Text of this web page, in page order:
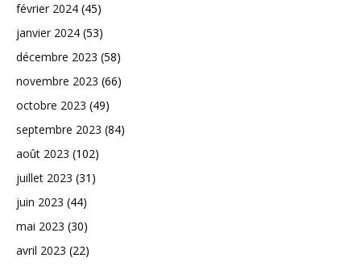
février 2024 (45)
janvier 2024 (53)
décembre 2023 (58)
novembre 2023 (66)
octobre 2023 (49)
septembre 2023 (84)
août 2023 (102)
juillet 2023 (31)
juin 2023 (44)
mai 2023 (30)
avril 2023 (22)